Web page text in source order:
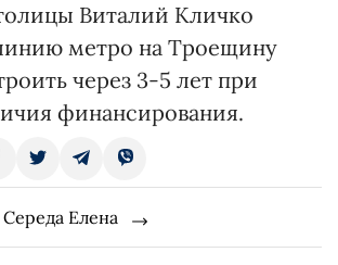
Виталий Кличко
метро на Троещину
через 3-5 лет при
финансирования.
Елена